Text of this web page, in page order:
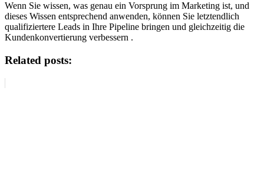
Wenn Sie wissen, was genau ein Vorsprung im Marketing ist, und
dieses Wissen entsprechend anwenden, können Sie letztendlich
qualifiziertere Leads in Ihre Pipeline bringen und gleichzeitig die
Kundenkonvertierung verbessern .
Related posts: